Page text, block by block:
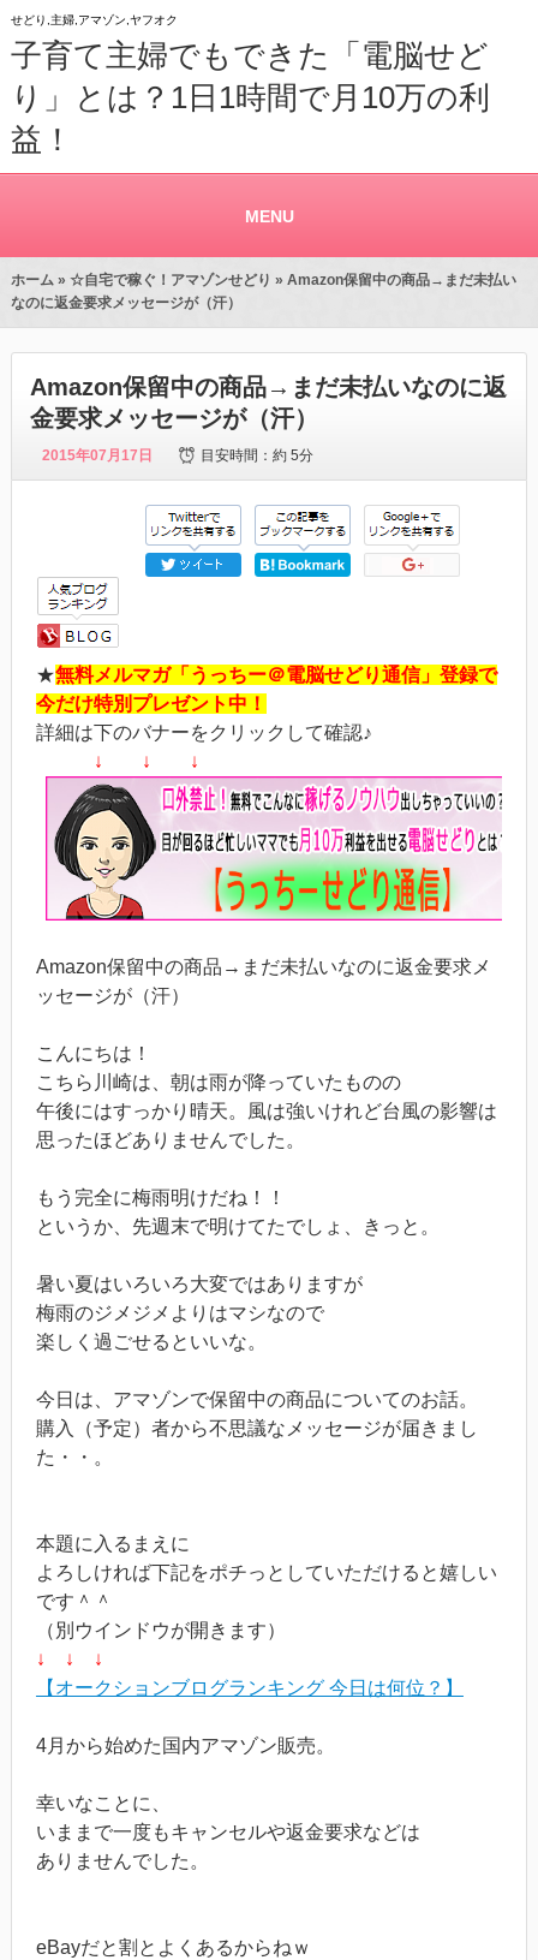
せどり,主婦,アマゾン,ヤフオク
子育て主婦でもできた「電脳せど
り」とは？1日1時間で月10万の利
益！
MENU
ホーム» ☆自宅で稼ぐ！アマゾンせどり » Amazon保留中の商品→まだ未払い
なのに返金要求メッセージが（汗）
Amazon保留中の商品→まだ未払いなのに返
金要求メッセージが（汗）
2015年07月17日 目安時間：約 5分
★無料メルマガ「うっちー＠電脳せどり通信」登録で
今だけ特別プレゼント中！
詳細は下のバナーをクリックして確認♪
↓ ↓ ↓
Amazon保留中の商品→まだ未払いなのに返金要求メ
ッセージが（汗）
こんにちは！
こちら川崎は、朝は雨が降っていたものの
午後にはすっかり晴天。風は強いけれど台風の影響は
思ったほどありませんでした。
もう完全に梅雨明けだね！！
というか、先週末で明けてたでしょ、きっと。
暑い夏はいろいろ大変ではありますが
梅雨のジメジメよりはマシなので
楽しく過ごせるといいな。
今日は、アマゾンで保留中の商品についてのお話。
購入（予定）者から不思議なメッセージが届きまし
た・・。
本題に入るまえに
よろしければ下記をポチっとしていただけると嬉しい
です＾＾
（別ウインドウが開きます）
↓ ↓ ↓
【オークションブログランキング 今日は何位？】
4月から始めた国内アマゾン販売。
幸いなことに、
いままで一度もキャンセルや返金要求などは
ありませんでした。
eBayだと割とよくあるからねｗ